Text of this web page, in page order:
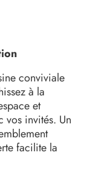
conviviale
à la
et
vos invités. Un
facilite la